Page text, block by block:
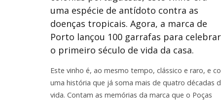
uma espécie de antídoto contra as
doenças tropicais. Agora, a marca de
Porto lançou 100 garrafas para celebrar
o primeiro século de vida da casa.
Este vinho é, ao mesmo tempo, clássico e raro, e
uma história que já soma mais de quatro décadas
vida. Contam as memórias da marca que o Poças